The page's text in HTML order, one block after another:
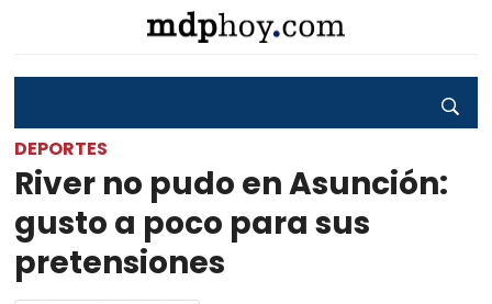
DEPORTES
River no pudo en Asunción:
gusto a poco para sus
pretensiones